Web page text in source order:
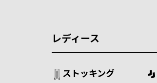
レディース
ストッキング